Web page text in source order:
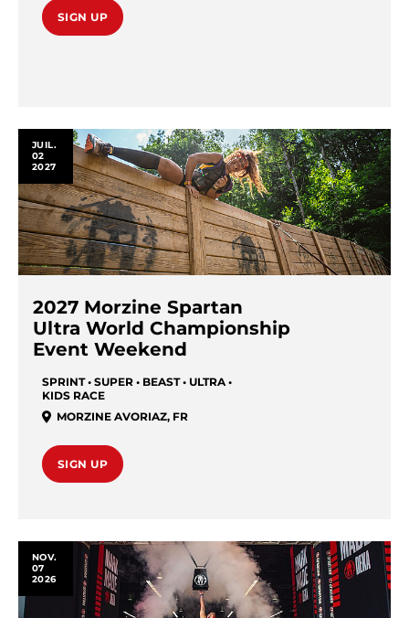
SIGN UP
JUIL.
02
2027
2027 Morzine Spartan
Ultra World Championship
Event Weekend
SPRINT • SUPER • BEAST • ULTRA •
KIDS RACE
MORZINE AVORIAZ, FR
SIGN UP
NOV.
07
2026